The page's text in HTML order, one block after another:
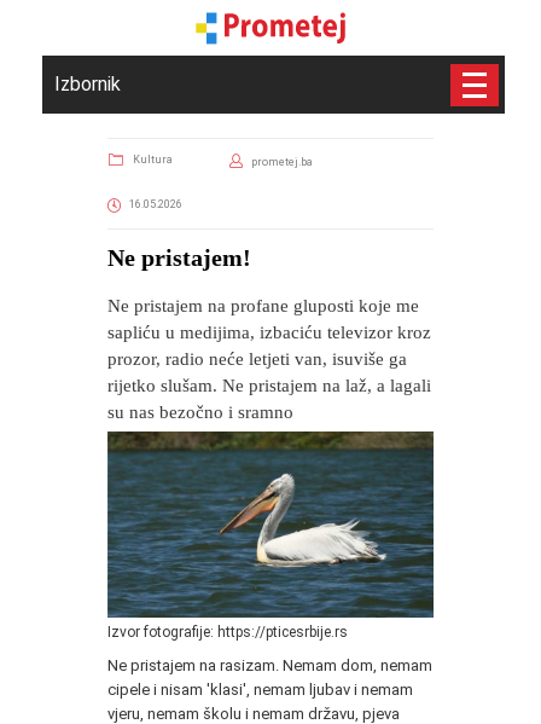
Izbornik
Kultura prometej.ba
16.05.2026
Ne pristajem!
Ne pristajem na profane gluposti koje me
sapliću u medijima, izbaciću televizor kroz
prozor, radio neće letjeti van, isuviše ga
rijetko slušam. Ne pristajem na laž, a lagali
su nas bezočno i sramno
Izvor fotografije: https://pticesrbije.rs
Ne pristajem na rasizam. Nemam dom, nemam
cipele i nisam 'klasi', nemam ljubav i nemam
vjeru, nemam školu i nemam državu, pjeva